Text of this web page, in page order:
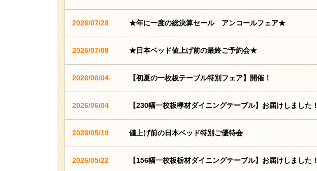
2026/07/28 ★年に一度の総決算セール アンコールフェア★
2026/07/09 ★日本ベッド値上げ前の最終ご予約会★
2026/06/04 【初夏の一枚板テーブル特別フェア】開催！
2026/06/04 【230幅一枚板欅材ダイニングテーブル】お届けしました！
2026/05/19 値上げ前の日本ベッド特別ご優待会
2026/05/22 【156幅一枚板栃材ダイニングテーブル】お届けしました！